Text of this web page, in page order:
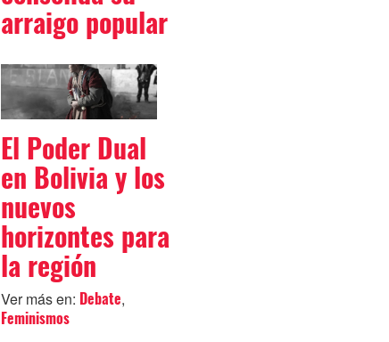
arraigo popular
El Poder Dual
en Bolivia y los
nuevos
horizontes para
la región
Ver más en: Debate,
Feminismos